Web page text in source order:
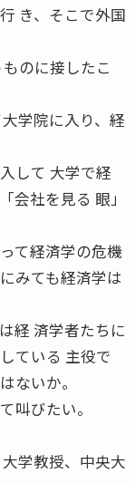
き、そこで外国
のに接したこ
学院に入り、経
して 大学で経
会社を見る 眼」
て経済学の危機
みても経済学は
経 済学者たちに
ている 主役で
ないか。
叫びたい。
学教授、中央大